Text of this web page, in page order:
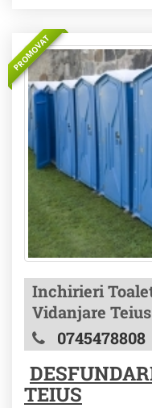
PROMOVAT
Inchirieri
Vidanjare Teius
0745478808
TEIUS